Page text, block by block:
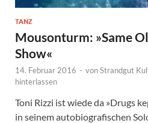
TANZ
Mousonturm: »Same
Show«
14. Februar 2016 - vonStrandgut
hinterlassen
Toni Rizzi ist wiede da »Drugs
in seinem autobiografischen